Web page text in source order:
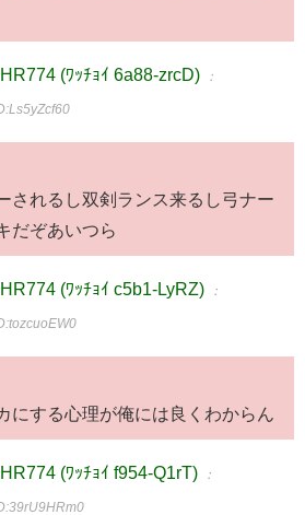
(ﾜｯﾁｮｲ 6a88-zrcD) ：
されるし双剣ランス来るし弓ナー
だぞあいつら
(ﾜｯﾁｮｲ c5b1-LyRZ) ：
にする心理が俺には良くわからん
(ﾜｯﾁｮｲ f954-Q1rT) ：